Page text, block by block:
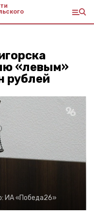
«левым»
рублей
ИА «Победа26»